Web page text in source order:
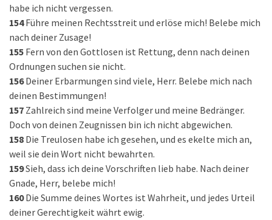
habe ich nicht vergessen.
154 Führe meinen Rechtsstreit und erlöse mich! Belebe mich
nach deiner Zusage!
155 Fern von den Gottlosen ist Rettung, denn nach deinen
Ordnungen suchen sie nicht.
156 Deiner Erbarmungen sind viele, Herr. Belebe mich nach
deinen Bestimmungen!
157 Zahlreich sind meine Verfolger und meine Bedränger.
Doch von deinen Zeugnissen bin ich nicht abgewichen.
158 Die Treulosen habe ich gesehen, und es ekelte mich an,
weil sie dein Wort nicht bewahrten.
159Sieh, dass ich deine Vorschriften lieb habe. Nach deiner
Gnade, Herr, belebe mich!
160 Die Summe deines Wortes ist Wahrheit, und jedes Urteil
deiner Gerechtigkeit währt ewig.